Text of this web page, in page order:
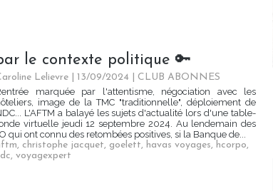
le contexte politique 🔑
Lelievre | 13/09/2024
CLUB ABONNES
marquée par l'attentisme, négociation avec les
image de la TMC "traditionnelle", déploiement de
L'AFTM a balayé les sujets d'actualité lors d'une table-
virtuelle jeudi 12 septembre 2024. Au lendemain des
qui ont connu des retombées positives, si la Banque de...
, christophe jacquet, goelett, havas voyages, hcorpo,
, voyagexpert